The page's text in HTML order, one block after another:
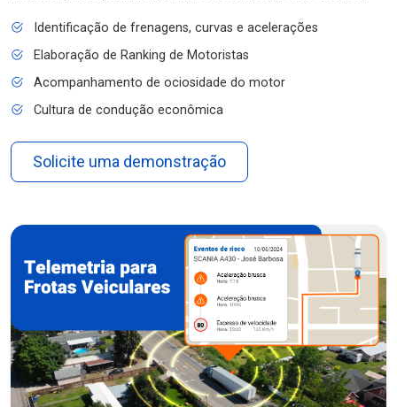
Identificação de frenagens, curvas e acelerações
Elaboração de Ranking de Motoristas
Acompanhamento de ociosidade do motor
Cultura de condução econômica
Solicite uma demonstração